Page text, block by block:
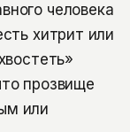
человека
хитрит или
прозвище
или